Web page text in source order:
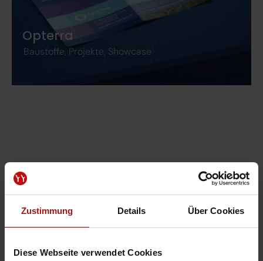
Zustimmung Details Über Cookies
Diese Webseite verwendet Cookies
Opterra
Baustoffe, Projekte, Showcase
wyynot,auf zum ersten